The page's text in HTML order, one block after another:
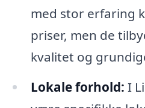
med stor erfaring
priser, men de
kvalitet og
Lokale forhold: I